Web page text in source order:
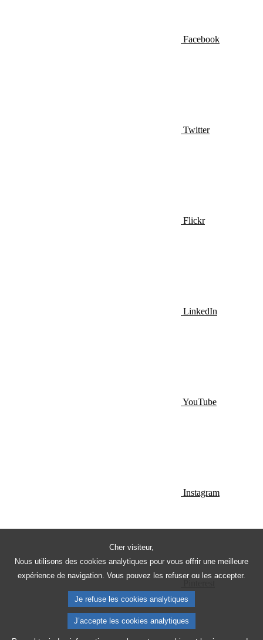
Cher visiteur,
Nous utilisons des cookies analytiques pour vous offrir une meilleure
expérience de navigation. Vous pouvez les refuser ou les accepter.
Je refuse les cookies analytiques
J’accepte les cookies analytiques
Facebook
Twitter
Flickr
LinkedIn
YouTube
Instagram